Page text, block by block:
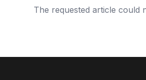
The requested article could